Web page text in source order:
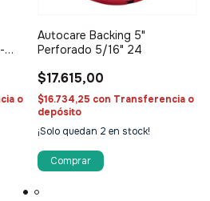
o
Autocare Backing 5"
Perforado 5/16" 24
$17.615,00
$16.734,25 con Transferencia o
depósito
¡Solo quedan 2 en stock!